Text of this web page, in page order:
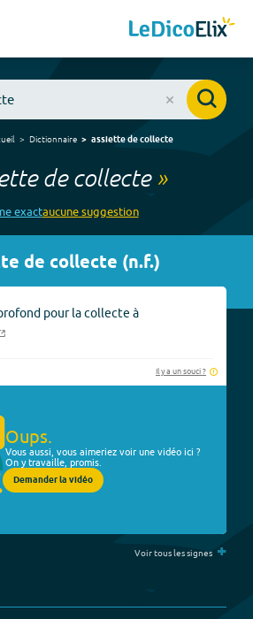
Dictionnaire assiette de collecte
de collecte»
exactaucunesuggestion
de collecte (n.f.)
pour la collecte à
Il y a un souci ?
Oups.
Vous aussi, vous aimeriez voir une vidéo ici ?
On y travaille, promis.
Demander la vidéo
Voir tous les signes +